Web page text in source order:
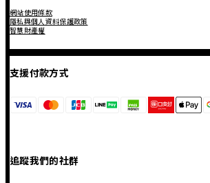
網站使用條款
隱私與個人資料保護政策
智慧財產權
支援付款方式
追蹤我們的社群